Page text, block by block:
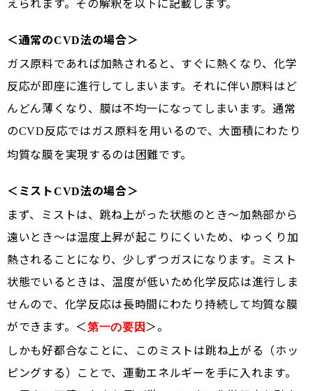
＜通常のCVD法の場合＞
ガス原料であれば加熱されると、すぐに熱くなり、化学
反応が即座に進行してしまいます。それに伴い原料はど
んどん薄くなり、膜は不均一になってしまいます。通常
のCVD反応ではガス原料を用いるので、大面積にわたり
均質な膜を実現するのは困難です。
＜ミストCVD法の場合＞
まず、ミストは、跳ね上がった状態のとき～加熱部から
遠いとき～は温度上昇が起こりにくいため、ゆっくり加
熱されることになり、少しずつガスになります。ミスト
状態でいるときは、温度が低いため化学反応は進行しま
せんので、化学反応は長時間にわたり持続して均質な膜
ができます。＜第一の要因 ＞。
しかも好都合なことに、このミストは跳ね上がる（ホッ
ピングする）ことで、運動エネルギーを手に入れます。